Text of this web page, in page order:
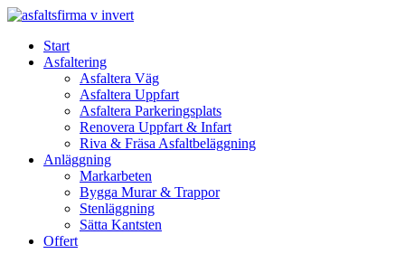
Skip
contentStart
Asfaltering
Asfaltera Väg
Asfaltera Uppfart
Asfaltera Parkeringsplats
Renovera Uppfart & Infart
Riva & Fräsa Asfaltbeläggning
Anläggning
Markarbeten
Bygga Murar & Trappor
Stenläggning
Sätta Kantsten
Offert